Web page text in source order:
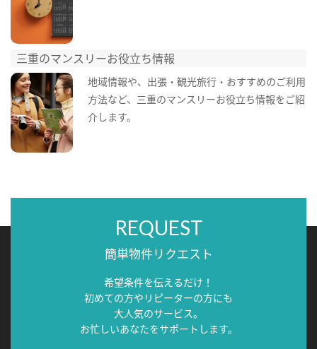
三重のマンスリーお役立ち情報
地域情報や、出張・観光旅行・おすすめのご利用
方法など、三重のマンスリーお役立ち情報をご紹
介します。
REQUEST
簡単物件リクエスト
希望条件を伝えるだけ！
初めての方やリピーターの方にも
大人気のサービス。
お忙しいあなたをサポートします。